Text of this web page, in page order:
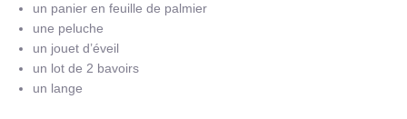
un panier en feuille de palmier
une peluche
un jouet d’éveil
un lot de 2 bavoirs
un lange